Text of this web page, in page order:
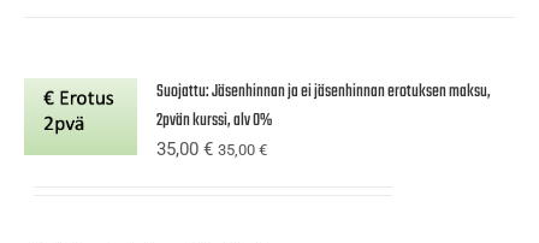
Suojattu: Jäsenhinnan ja ei jäsenhinnan erotuksen maksu,
2pvän kurssi, alv 0%
35,00€ 35,00€